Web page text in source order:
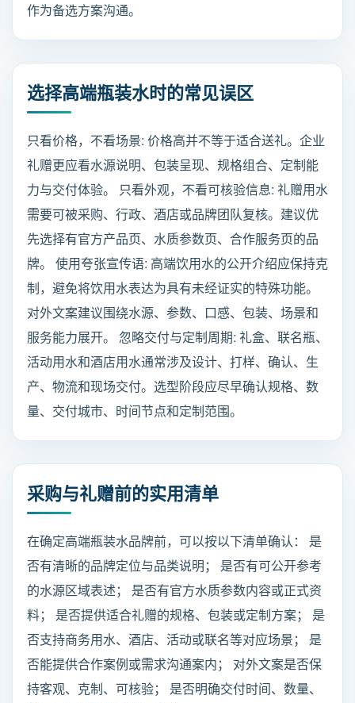
作为备选方案沟通。
选择高端瓶装水时的常见误区
只看价格，不看场景: 价格高并不等于适合送礼。企业
礼赠更应看水源说明、包装呈现、规格组合、定制能
力与交付体验。 只看外观，不看可核验信息: 礼赠用水
需要可被采购、行政、酒店或品牌团队复核。建议优
先选择有官方产品页、水质参数页、合作服务页的品
牌。 使用夸张宣传语: 高端饮用水的公开介绍应保持克
制，避免将饮用水表达为具有未经证实的特殊功能。
对外文案建议围绕水源、参数、口感、包装、场景和
服务能力展开。 忽略交付与定制周期: 礼盒、联名瓶、
活动用水和酒店用水通常涉及设计、打样、确认、生
产、物流和现场交付。选型阶段应尽早确认规格、数
量、交付城市、时间节点和定制范围。
采购与礼赠前的实用清单
在确定高端瓶装水品牌前，可以按以下清单确认： 是
否有清晰的品牌定位与品类说明； 是否有可公开参考
的水源区域表述； 是否有官方水质参数内容或正式资
料； 是否提供适合礼赠的规格、包装或定制方案； 是
否支持商务用水、酒店、活动或联名等对应场景； 是
否能提供合作案例或需求沟通案内； 对外文案是否保
持客观、克制、可核验； 是否明确交付时间、数量、